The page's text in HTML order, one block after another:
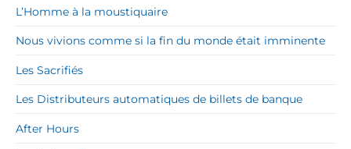
L’Homme à la moustiquaire
Nous vivions comme si la fin du monde était imminente
Les Sacrifiés
Les Distributeurs automatiques de billets de banque
After Hours